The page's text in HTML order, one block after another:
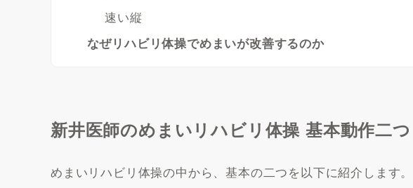
速い縦
なぜリハビリ体操でめまいが改善するのか
新井医師のめまいリハビリ体操 基本動作二つ
めまいリハビリ体操の中から、基本の二つを以下に紹介します。